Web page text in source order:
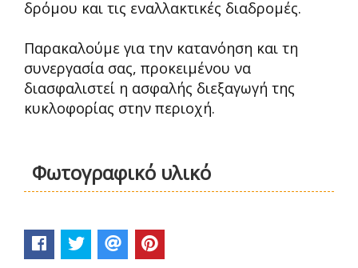
δρόμου και τις εναλλακτικές διαδρομές.
Παρακαλούμε για την κατανόηση και τη
συνεργασία σας, προκειμένου να
διασφαλιστεί η ασφαλής διεξαγωγή της
κυκλοφορίας στην περιοχή.
Φωτογραφικό υλικό